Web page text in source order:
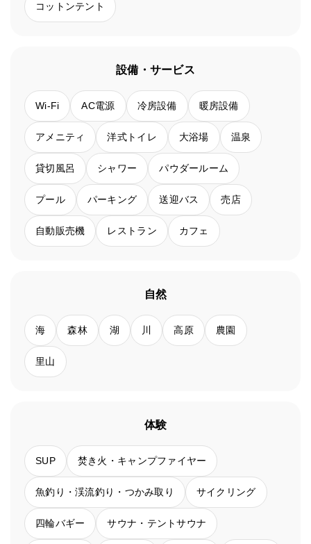
コットンテント
設備・サービス
Wi-Fi AC電源 冷房設備 暖房設備
アメニティ 洋式トイレ 大浴場 温泉
貸切風呂 シャワー パウダールーム
プール パーキング 送迎バス 売店
自動販売機 レストラン カフェ
自然
海 森林 湖 川 高原 農園
里山
体験
SUP 焚き火・キャンプファイヤー
魚釣り・渓流釣り・つかみ取り サイクリング
四輪バギー サウナ・テントサウナ